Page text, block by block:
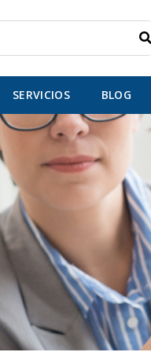
SERVICIOS BLOG